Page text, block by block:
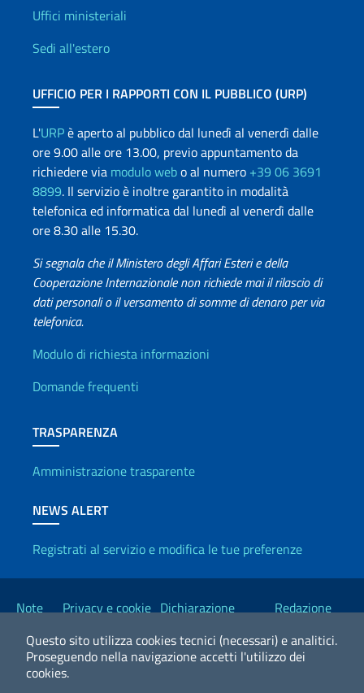
Questo sito utilizza cookies tecnici (necessari) e analitici.
Proseguendo nella navigazione accetti l'utilizzo dei
cookies.
Uffici e Rete diplomatica
Uffici ministeriali
Sedi all'estero
UFFICIO PER I RAPPORTI CON IL PUBBLICO (URP)
L'URPè aperto al pubblico dal lunedì al venerdì dalle
ore 9.00 alle ore 13.00, previo appuntamento da
richiedere via modulo webo al numero +39 06 3691
8899. Il servizio è inoltre garantito in modalità
telefonica ed informatica dal lunedì al venerdì dalle
ore 8.30 alle 15.30.
Si segnala che il Ministero degli Affari Esteri e della
Cooperazione Internazionale non richiede mai il rilascio di
dati personali o il versamento di somme di denaro per via
telefonica.
Info utili
Modulo di richiesta informazioni
Domande frequenti
TRASPARENZA
Amministrazione trasparente
NEWS ALERT
Registrati al servizio e modifica le tue preferenze
Link Utili
Note
Privacy e cookie Dichiarazione
Redazione